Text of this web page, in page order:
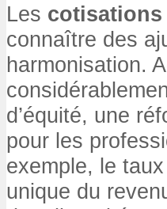
Les
connaître des
harmonisation.
d’équité, une
pour les
exemple, le
unique du